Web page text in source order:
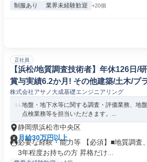
制服あり 業界未経験歓迎 +20個
正社員
【浜松/地質調査技術者】年休126日/
賞与実績6.2か月! その他建築/土木/プ
株式会社アサノ大成基礎エンジニアリング
地盤・地下水等に関する調査・評価業務、地
点検業務等を担当いただきます。...
静岡県浜松市中央区
月給30万円以上
必要な経験・能力等 【必須】■地質調査
3年程度お持ちの方 昇格だけ...